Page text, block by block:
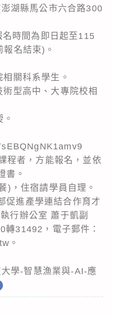
湖縣馬公市六合路300
時間為即日起至115
名結束)。
關科系學生。
型高中、大專院校相
程者，方能報名，並依
書。
)，住宿請學員自理。
促進產學連結合作育才
行辦公室 蕭于凱副
31492，電子郵件：
。
學-智慧漁業與-AI-應